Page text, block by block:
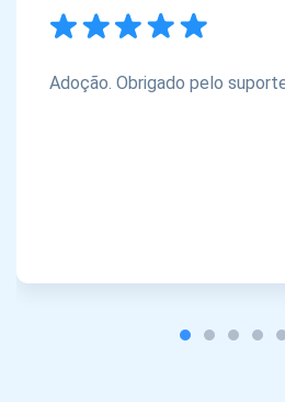
Adoção. Obrigado pelo